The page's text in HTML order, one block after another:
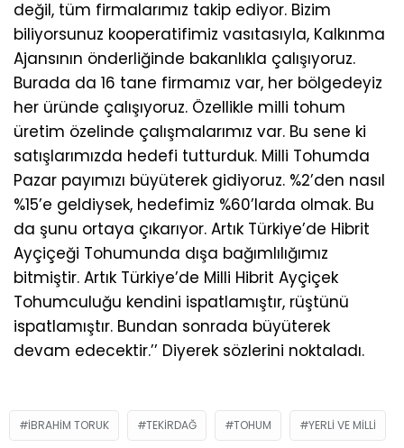
değil, tüm firmalarımız takip ediyor. Bizim
biliyorsunuz kooperatifimiz vasıtasıyla, Kalkınma
Ajansının önderliğinde bakanlıkla çalışıyoruz.
Burada da 16 tane firmamız var, her bölgedeyiz
her üründe çalışıyoruz. Özellikle milli tohum
üretim özelinde çalışmalarımız var. Bu sene ki
satışlarımızda hedefi tutturduk. Milli Tohumda
Pazar payımızı büyüterek gidiyoruz. %2’den nasıl
%15’e geldiysek, hedefimiz %60’larda olmak. Bu
da şunu ortaya çıkarıyor. Artık Türkiye’de Hibrit
Ayçiçeği Tohumunda dışa bağımlılığımız
bitmiştir. Artık Türkiye’de Milli Hibrit Ayçiçek
Tohumculuğu kendini ispatlamıştır, rüştünü
ispatlamıştır. Bundan sonrada büyüterek
devam edecektir.’’ Diyerek sözlerini noktaladı.
IBRAHIM TORUK TEKIRDAĞ TOHUM YERLI VE MILLI